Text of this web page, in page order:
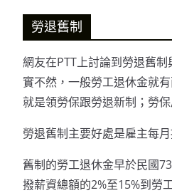
勞退舊制
網友在PTT上討論到勞退舊
實不然，一般勞工退休金就
就是領勞保跟勞退新制；勞
勞退舊制主要好處是雇主每
舊制的勞工退休金早於民國
撥薪資總額的2%至15%到勞